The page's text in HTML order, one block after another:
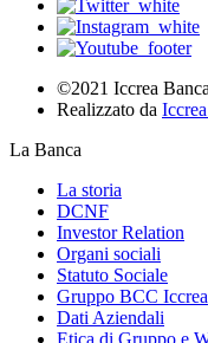
©2021 Iccrea
Realizzato da
La Banca
La storia
DCNF
Investor Relation
Organi sociali
Statuto Sociale
Gruppo BCC Iccrea
Dati Aziendali